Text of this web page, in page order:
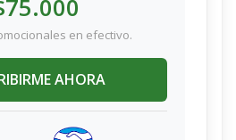
en efectivo.
AHORA